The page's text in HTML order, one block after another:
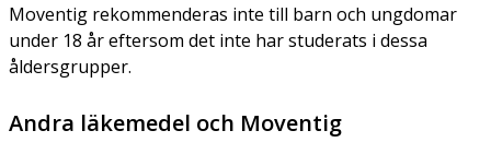
Moventig rekommenderas inte till barn och ungdomar
under 18 år eftersom det inte har studerats i dessa
åldersgrupper.
Andra läkemedel och Moventig